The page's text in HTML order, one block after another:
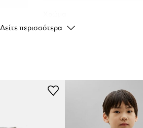
ID προϊόντος
Δείτε περισσότερα